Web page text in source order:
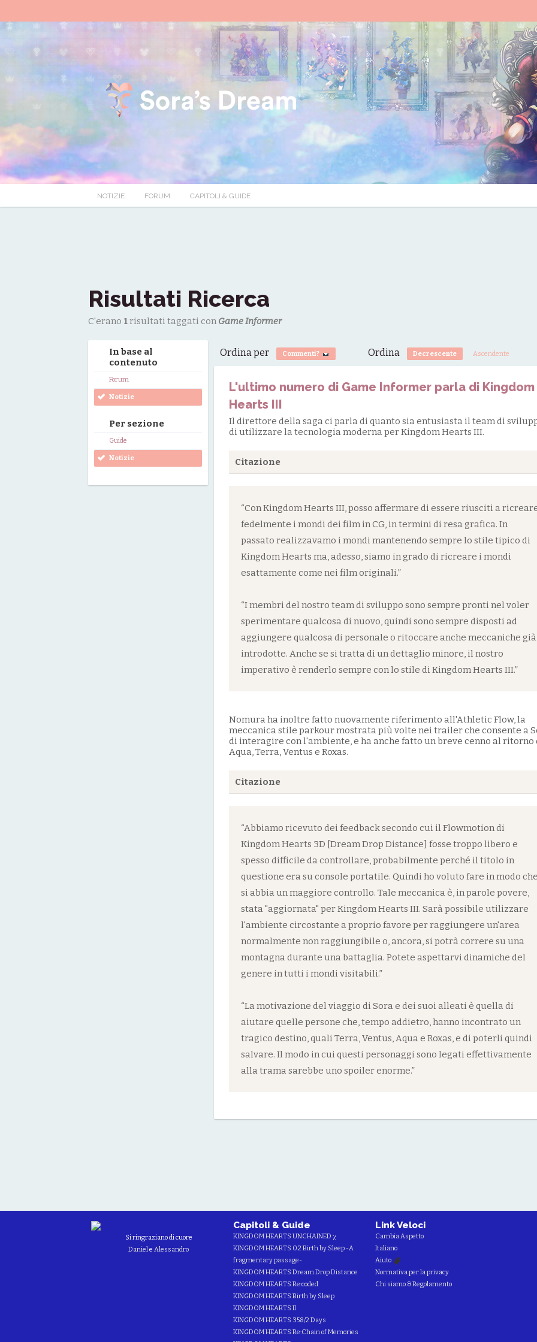
NOTIZIE FORUM CAPITOLI & GUIDE
Risultati Ricerca
C'erano 1risultati taggati con Game Informer
In base al
contenuto
Forum
Notizie
Per sezione
Guide
Notizie
Ordina per Commenti? Ordina Decrescente Ascendente
L'ultimo numero di Game Informer parla di Kingdom
Hearts III
Il direttore della saga ci parla di quanto sia entusiasta il team di
di utilizzare la tecnologia moderna per Kingdom Hearts III.
Citazione
“Con Kingdom Hearts III, posso affermare di essere riusciti a
fedelmente i mondi dei film in CG, in termini di resa grafica. In
passato realizzavamo i mondi mantenendo sempre lo stile tipico di
Kingdom Hearts ma, adesso, siamo in grado di ricreare i mondi
esattamente come nei film originali.”
“I membri del nostro team di sviluppo sono sempre pronti nel voler
sperimentare qualcosa di nuovo, quindi sono sempre disposti ad
aggiungere qualcosa di personale o ritoccare anche meccaniche già
introdotte. Anche se si tratta di un dettaglio minore, il nostro
imperativo è renderlo sempre con lo stile di Kingdom Hearts III.”
Nomura ha inoltre fatto nuovamente riferimento all'Athletic Flow, la
meccanica stile parkour mostrata più volte nei trailer che consente a
di interagire con l'ambiente, e ha anche fatto un breve cenno al ritorno
Aqua, Terra, Ventus e Roxas.
Citazione
“Abbiamo ricevuto dei feedback secondo cui il Flowmotion di
Kingdom Hearts 3D [Dream Drop Distance] fosse troppo libero e
spesso difficile da controllare, probabilmente perché il titolo in
questione era su console portatile. Quindi ho voluto fare in modo
si abbia un maggiore controllo. Tale meccanica è, in parole povere,
stata "aggiornata" per Kingdom Hearts III. Sarà possibile utilizzare
l'ambiente circostante a proprio favore per raggiungere un'area
normalmente non raggiungibile o, ancora, si potrà correre su una
montagna durante una battaglia. Potete aspettarvi dinamiche del
genere in tutti i mondi visitabili.”
“La motivazione del viaggio di Sora e dei suoi alleati è quella di
aiutare quelle persone che, tempo addietro, hanno incontrato un
tragico destino, quali Terra, Ventus, Aqua e Roxas, e di poterli quindi
salvare. Il modo in cui questi personaggi sono legati effettivamente
alla trama sarebbe uno spoiler enorme.”
Si ringraziano di cuore
Daniele Alessandro
Capitoli & Guide
KINGDOM HEARTS UNCHAINED χ
KINGDOM HEARTS 0.2 Birth by Sleep -A
fragmentary passage-
KINGDOM HEARTS Dream Drop Distance
KINGDOM HEARTS Re:coded
KINGDOM HEARTS Birth by Sleep
KINGDOM HEARTS II
KINGDOM HEARTS 358/2 Days
KINGDOM HEARTS Re:Chain of Memories
Link Veloci
Cambia Aspetto
Italiano
Aiuto
Normativa per la privacy
Chi siamo & Regolamento